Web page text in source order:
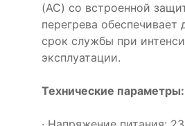
(AC) со встроенной
перегрева обеспечивает
срок службы при
эксплуатации.
Технические параметры: